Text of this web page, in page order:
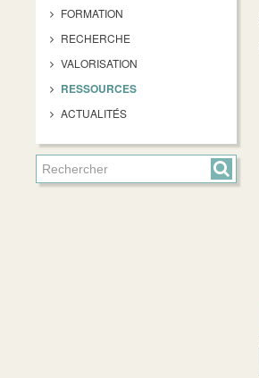
FORMATION
RECHERCHE
VALORISATION
RESSOURCES
ACTUALITÉS